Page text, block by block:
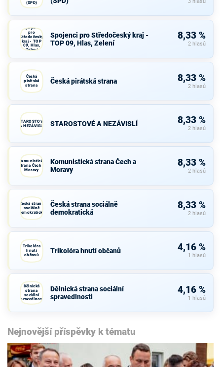
(SPD)
3 hlasů
Spojenci
pro
Středočeský
kraj - TOP
09, Hlas,
Zelení
Spojenci pro Středočeský kraj -
TOP 09, Hlas, Zelení
8,33 %
2 hlasů
Česká
pirátská
strana
Česká pirátská strana 8,33 %
2 hlasů
STAROSTOVÉ
A NEZÁVISLÍ
STAROSTOVÉ A NEZÁVISLÍ 8,33 %
2 hlasů
Komunistická
strana Čech a
Moravy
Komunistická strana Čech a
Moravy
8,33 %
2 hlasů
Česká strana
sociálně
demokratická
Česká strana sociálně
demokratická
8,33 %
2 hlasů
Trikolóra
hnutí
občanů
Trikolóra hnutí občanů 4,16 %
1 hlasů
Dělnická
strana
sociální
spravedlnosti
Dělnická strana sociální
spravedlnosti
4,16 %
1 hlasů
Nejnovější příspěvky k tématu